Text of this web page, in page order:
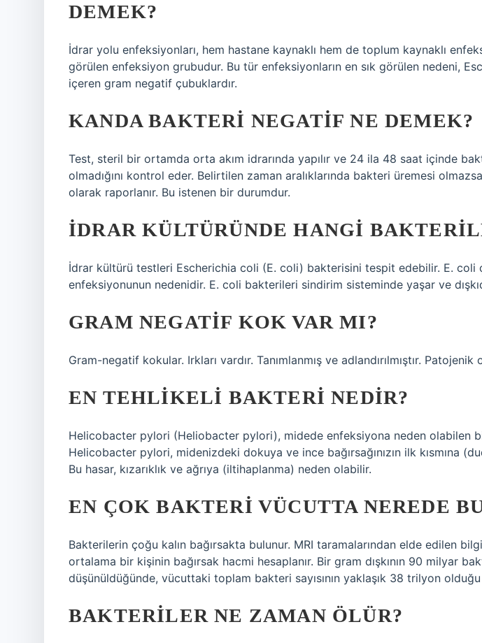
DEMEK?
İdrar yolu enfeksiyonları, hem hastane kaynaklı hem de toplum kaynaklı
görülen enfeksiyon grubudur. Bu tür enfeksiyonların en sık görülen nedeni,
içeren gram negatif çubuklardır.
KANDA BAKTERI NEGATIF NE DEMEK?
Test, steril bir ortamda orta akım idrarında yapılır ve 24 ila 48 saat içinde
olmadığını kontrol eder. Belirtilen zaman aralıklarında bakteri üremesi
olarak raporlanır. Bu istenen bir durumdur.
İDRAR KÜLTÜRÜNDE HANGI
İdrar kültürü testleri Escherichia coli (E. coli) bakterisini tespit edebilir. E. coli
enfeksiyonunun nedenidir. E. coli bakterileri sindirim sisteminde yaşar ve
GRAM NEGATIF KOK VAR MI?
Gram-negatif kokular. Irkları vardır. Tanımlanmış ve adlandırılmıştır.
EN TEHLIKELI BAKTERI NEDIR?
Helicobacter pylori (Heliobacter pylori), midede enfeksiyona neden olabilen
Helicobacter pylori, midenizdeki dokuya ve ince bağırsağınızın ilk kısmına
Bu hasar, kızarıklık ve ağrıya (iltihaplanma) neden olabilir.
EN ÇOK BAKTERI VÜCUTTA NEREDE
Bakterilerin çoğu kalın bağırsakta bulunur. MRI taramalarından elde edilen
ortalama bir kişinin bağırsak hacmi hesaplanır. Bir gram dışkının 90 milyar
düşünüldüğünde, vücuttaki toplam bakteri sayısının yaklaşık 38 trilyon olduğu
BAKTERILER NE ZAMAN ÖLÜR?